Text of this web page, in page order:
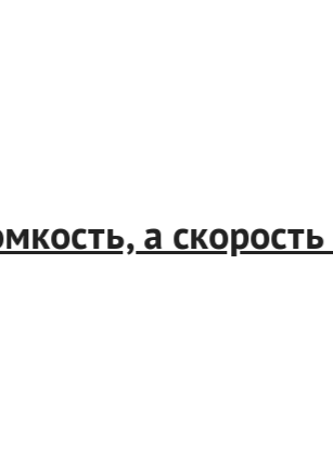
а скорость и